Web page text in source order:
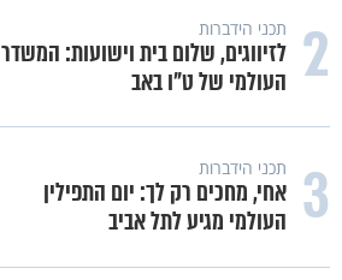
2 תכני הידברות
לזיווגים, שלום בית וישועות: המשדר
העולמי של ט"ו באב
3 תכני הידברות
אחי, מחכים רק לך: יום התפילין
העולמי מגיע לתל אביב